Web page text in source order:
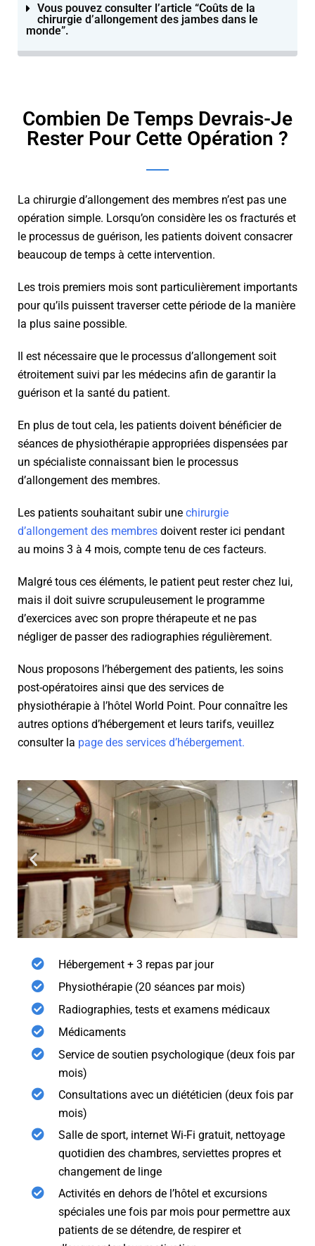
Vous pouvez consulter l’article “Coûts de la
chirurgie d’allongement des jambes dans le
monde”.
Combien De Temps Devrais-Je
Rester Pour Cette Opération ?
La chirurgie d’allongement des membres n’est pas une
opération simple. Lorsqu’on considère les os fracturés et
le processus de guérison, les patients doivent consacrer
beaucoup de temps à cette intervention.
Les trois premiers mois sont particulièrement importants
pour qu’ils puissent traverser cette période de la manière
la plus saine possible.
Il est nécessaire que le processus d’allongement soit
étroitement suivi par les médecins afin de garantir la
guérison et la santé du patient.
En plus de tout cela, les patients doivent bénéficier de
séances de physiothérapie appropriées dispensées par
un spécialiste connaissant bien le processus
d’allongement des membres.
Les patients souhaitant subir une chirurgie
d’allongement des membres doivent rester ici pendant
au moins 3 à 4 mois, compte tenu de ces facteurs.
Malgré tous ces éléments, le patient peut rester chez lui,
mais il doit suivre scrupuleusement le programme
d’exercices avec son propre thérapeute et ne pas
négliger de passer des radiographies régulièrement.
Nous proposons l’hébergement des patients, les soins
post-opératoires ainsi que des services de
physiothérapie à l’hôtel World Point. Pour connaître les
autres options d’hébergement et leurs tarifs, veuillez
consulter la page des services d’hébergement.
Hébergement + 3 repas par jour
Physiothérapie (20 séances par mois)
Radiographies, tests et examens médicaux
Médicaments
Service de soutien psychologique (deux fois par
mois)
Consultations avec un diététicien (deux fois par
mois)
Salle de sport, internet Wi-Fi gratuit, nettoyage
quotidien des chambres, serviettes propres et
changement de linge
Activités en dehors de l’hôtel et excursions
spéciales une fois par mois pour permettre aux
patients de se détendre, de respirer et